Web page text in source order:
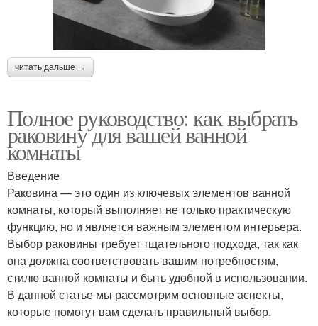
читать дальше →
Полное руководство: как выбрать
раковину для вашей ванной
комнаты
Введение
Раковина — это один из ключевых элементов ванной
комнаты, который выполняет не только практическую
функцию, но и является важным элементом интерьера.
Выбор раковины требует тщательного подхода, так как
она должна соответствовать вашим потребностям,
стилю ванной комнаты и быть удобной в использовании.
В данной статье мы рассмотрим основные аспекты,
которые помогут вам сделать правильный выбор.